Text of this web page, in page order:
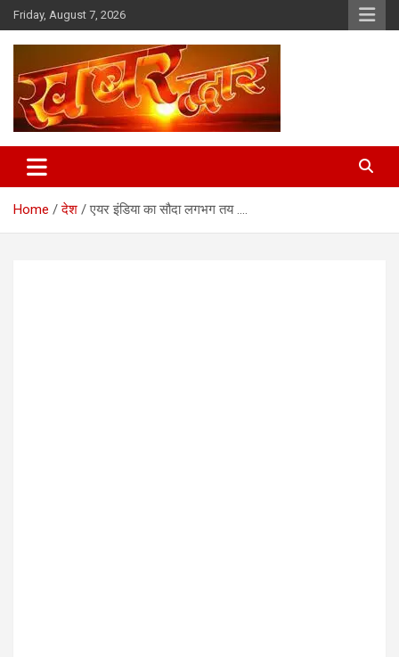
Skip
to
content
Friday, August 7, 2026
Khabar Dwar
Home देश एयर इंडिया का सौदा लगभग तय ….